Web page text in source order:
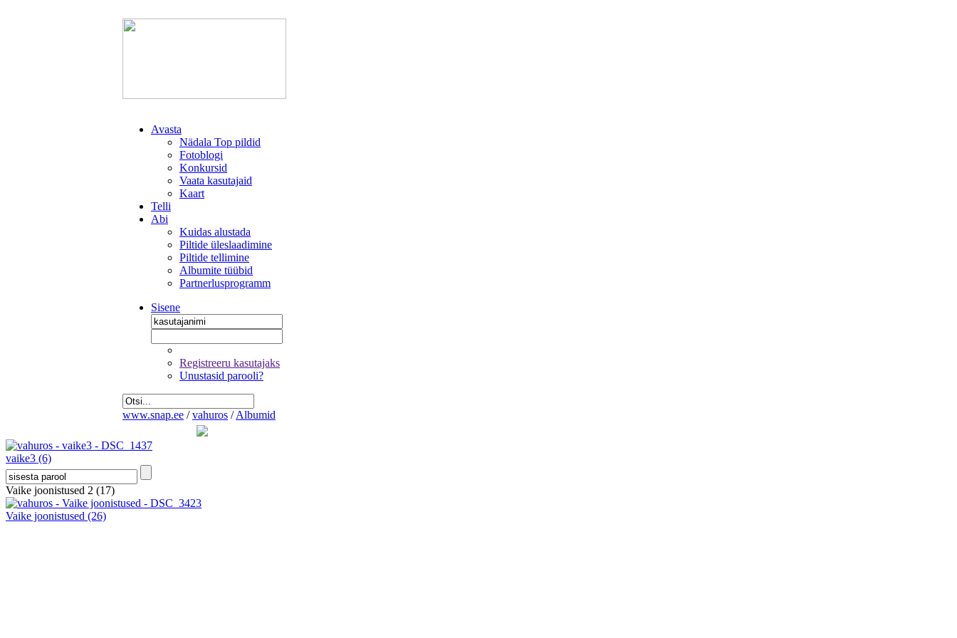
Avasta
Nädala Top pildid
Fotoblogi
Konkursid
Vaata kasutajaid
Kaart
Telli
Abi
Kuidas alustada
Piltide üleslaadimine
Piltide tellimine
Albumite tüübid
Partnerlusprogramm
Sisene
Registreeru kasutajaks
Unustasid parooli?
www.snap.ee / vahuros / Albumid
vaike3 (6)
Vaike joonistused 2 (17)
Vaike joonistused (26)